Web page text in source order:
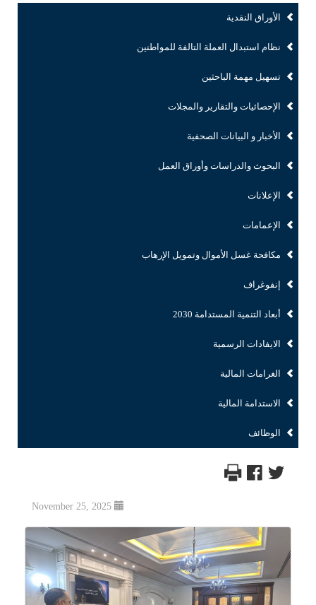
الأوراق النقدية
نظام استبدال العملة التالفة للمواطنين
تسهيل مهمة الباحثين
الإحصائيات والتقارير والمجلات
الأخبار و البيانات الصحفية
البحوث والدراسات وأوراق العمل
الإعلانات
الإعمامات
مكافحة غسل الأموال وتمويل الإرهاب
إنفوغراف
أبعاد التنمية المستدامة 2030
الايفادات الرسمية
الغرامات المالية
الاستدامة المالية
الوظائف